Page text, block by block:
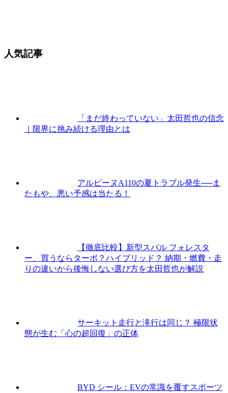
人気記事
「まだ終わっていない」太田哲也の信念
｜限界に挑み続ける理由とは
アルピーヌA110の夏トラブル発生──ま
たもや、悪い予感は当たる！
【徹底比較】新型スバル フォレスタ
ー、買うならターボ？ハイブリッド？ 納期・燃費・走
りの違いから後悔しない選び方を太田哲也が解説
サーキット走行と滝行は同じ？ 極限状
態が生む「心の超回復」の正体
BYD シール：EVの常識を覆すスポーツ